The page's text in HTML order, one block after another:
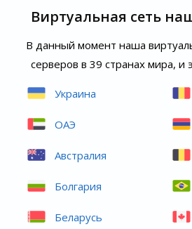
Виртуальная сеть
В данный момент наша
серверов в 39 странах мира, и
Украина
ОАЭ
Австралия
Болгария
Беларусь